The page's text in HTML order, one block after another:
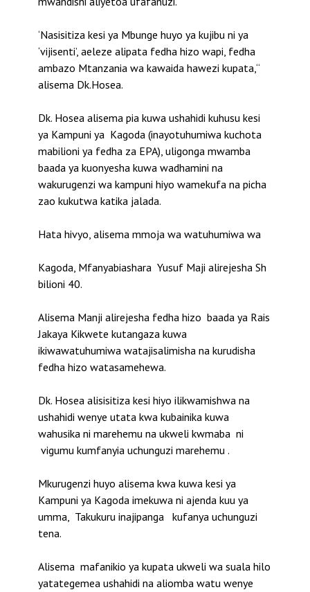
‘Nasisitiza kesi ya Mbunge huyo ya kujibu ni ya
‘vijisenti’, aeleze alipata fedha hizo wapi, fedha
ambazo Mtanzania wa kawaida hawezi kupata,“
alisema Dk.Hosea.
Dk. Hosea alisema pia kuwa ushahidi kuhusu kesi
ya Kampuni ya Kagoda (inayotuhumiwa kuchota
mabilioni ya fedha za EPA), uligonga mwamba
baada ya kuonyesha kuwa wadhamini na
wakurugenzi wa kampuni hiyo wamekufa na picha
zao kukutwa katika jalada.
Hata hivyo, alisema mmoja wa watuhumiwa wa
Kagoda, Mfanyabiashara Yusuf Maji alirejesha Sh
bilioni 40.
Alisema Manji alirejesha fedha hizo baada ya Rais
Jakaya Kikwete kutangaza kuwa
ikiwawatuhumiwa watajisalimisha na kurudisha
fedha hizo watasamehewa.
Dk. Hosea alisisitiza kesi hiyo ilikwamishwa na
ushahidi wenye utata kwa kubainika kuwa
wahusika ni marehemu na ukweli kwmaba ni
vigumu kumfanyia uchunguzi marehemu .
Mkurugenzi huyo alisema kwa kuwa kesi ya
Kampuni ya Kagoda imekuwa ni ajenda kuu ya
umma, Takukuru inajipanga kufanya uchunguzi
tena.
Alisema mafanikio ya kupata ukweli wa suala hilo
yatategemea ushahidi na aliomba watu wenye